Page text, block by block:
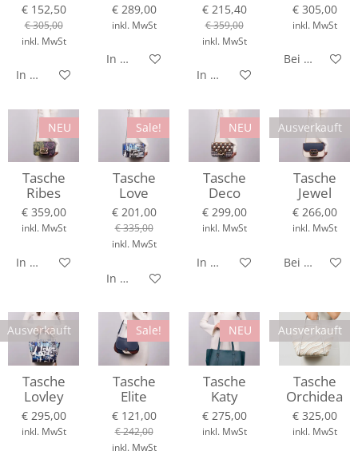
€ 152,50
€ 305,00
inkl. MwSt
In den Warenkorb
€ 289,00
inkl. MwSt
In den Warenkorb
€ 215,40
€ 359,00
inkl. MwSt
In den Warenkorb
€ 305,00
inkl. MwSt
Bei
NEU
Tasche
Ribes
€ 359,00
inkl. MwSt
In den Warenkorb
Sale!
Tasche
Love
€ 201,00
€ 335,00
inkl. MwSt
In den Warenkorb
NEU
Tasche
Deco
€ 299,00
inkl. MwSt
In den Warenkorb
Ausverkauft
Tasche
Jewel
€ 266,00
inkl. MwSt
Bei
Ausverkauft
Tasche
Lovley
€ 295,00
inkl. MwSt
Sale!
Tasche
Elite
€ 121,00
€ 242,00
inkl. MwSt
NEU
Tasche
Katy
€ 275,00
inkl. MwSt
Ausverkauft
Tasche
Orchidea
€ 325,00
inkl. MwSt